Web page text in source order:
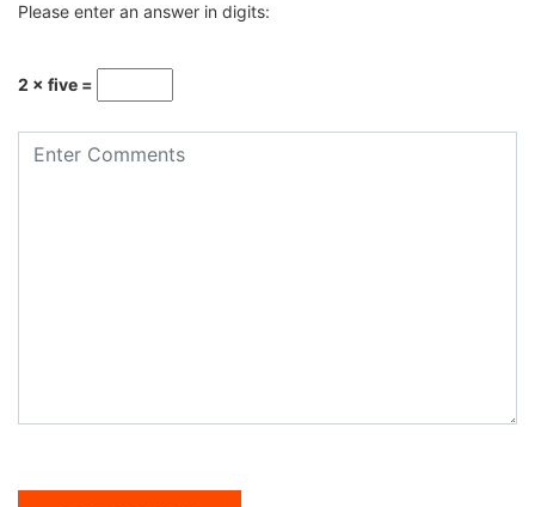
Please enter an answer in digits:
2 × five =